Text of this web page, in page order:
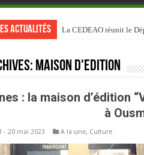
actualités La CEDEAO réunit le
maison d'édition
: la maison d’édition
à
- 20 mai 2023 A la une, Culture